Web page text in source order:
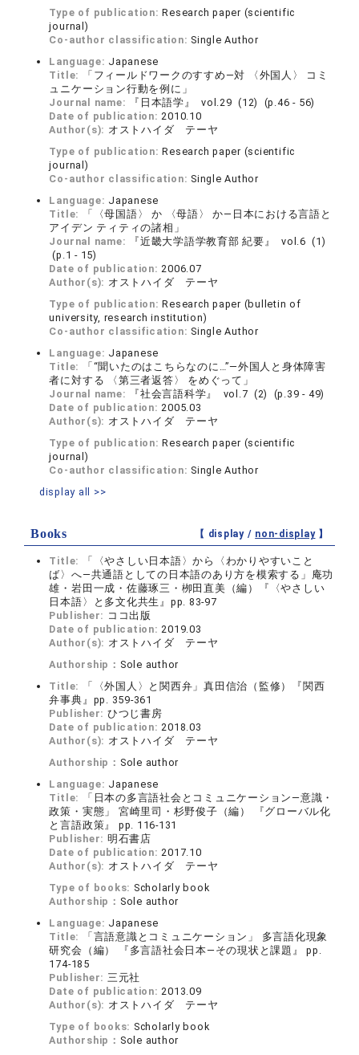
Type of publication:Research paper (scientific
journal)
Co-author classification: Single Author
Language: Japanese
Title:
「フィールドワークのすすめ―対 〈外国人〉 コミ
ュニケーション行動を例に」
Journal name:
『日本語学』 vol.29 (12) (p.46 - 56)
Date of publication:2010.10
Author(s): オストハイダ テーヤ
Type of publication:Research paper (scientific
journal)
Co-author classification: Single Author
Language: Japanese
Title:
「〈母国語〉 か 〈母語〉 か―日本における言語と
アイデン ティティの諸相」
Journal name:
『近畿大学語学教育部 紀要』 vol.6 (1)
(p.1 - 15)
Date of publication:2006.07
Author(s): オストハイダ テーヤ
Type of publication:Research paper (bulletin of
university, research institution)
Co-author classification: Single Author
Language: Japanese
Title:
「“聞いたのはこちらなのに…”―外国人と身体障害
者に対する 〈第三者返答〉 をめぐって」
Journal name:
『社会言語科学』 vol.7 (2) (p.39 - 49)
Date of publication:2005.03
Author(s): オストハイダ テーヤ
Type of publication:Research paper (scientific
journal)
Co-author classification: Single Author
display all >>
Books 【 display / non-display】
Title:
「〈やさしい日本語〉から〈わかりやすいこと
ば〉へ―共通語としての日本語のあり方を模索する」庵功
雄・岩田一成・佐藤琢三・栁田直美（編）『〈やさしい
日本語〉と多文化共生』pp. 83-97
Publisher: ココ出版
Date of publication:2019.03
Author(s): オストハイダ テーヤ
Authorship： Sole author
Title:
「〈外国人〉と関西弁」真田信治（監修）『関西
弁事典』pp. 359-361
Publisher: ひつじ書房
Date of publication:2018.03
Author(s): オストハイダ テーヤ
Authorship： Sole author
Language: Japanese
Title:
「日本の多言語社会とコミュニケーション―意識・
政策・実態」 宮崎里司・杉野俊子（編） 『グローバル化
と言語政策』 pp. 116-131
Publisher: 明石書店
Date of publication:2017.10
Author(s): オストハイダ テーヤ
Type of books: Scholarly book
Authorship： Sole author
Language: Japanese
Title:
「言語意識とコミュニケーション」 多言語化現象
研究会（編） 『多言語社会日本―その現状と課題』 pp.
174-185
Publisher: 三元社
Date of publication:2013.09
Author(s): オストハイダ テーヤ
Type of books: Scholarly book
Authorship： Sole author